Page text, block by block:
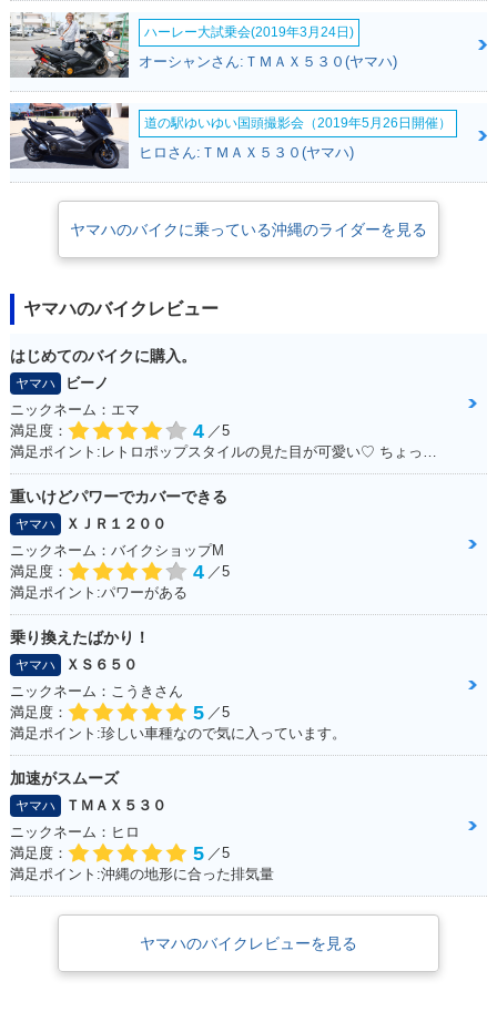
ハーレー大試乗会(2019年3月24日)
オーシャンさん:ＴＭＡＸ５３０(ヤマハ)
道の駅ゆいゆい国頭撮影会（2019年5月26日開催）
ヒロさん:ＴＭＡＸ５３０(ヤマハ)
ヤマハのバイクに乗っている沖縄のライダーを見る
ヤマハのバイクレビュー
はじめてのバイクに購入。
ヤマハ
ビーノ
ニックネーム：エマ
満足度：
4 ／5
満足ポイント:レトロポップスタイルの見た目が可愛い♡ ちょっとしたお買いものに行くときに便利！
重いけどパワーでカバーできる
ヤマハ
ＸＪＲ１２００
ニックネーム：バイクショップM
満足度：
4 ／5
満足ポイント:パワーがある
乗り換えたばかり！
ヤマハ
ＸＳ６５０
ニックネーム：こうきさん
満足度：
5 ／5
満足ポイント:珍しい車種なので気に入っています。
加速がスムーズ
ヤマハ
ＴＭＡＸ５３０
ニックネーム：ヒロ
満足度：
5 ／5
満足ポイント:沖縄の地形に合った排気量
ヤマハのバイクレビューを見る